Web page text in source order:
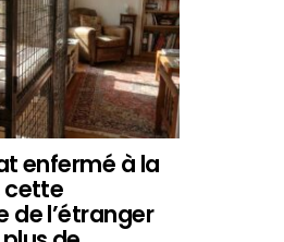
enfermé à la
cette
de l’étranger